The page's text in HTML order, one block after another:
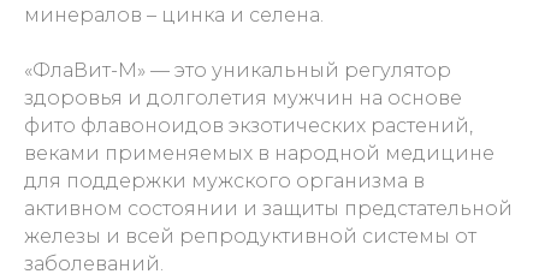
минералов – цинка и селена.
«ФлаВит-М» — это уникальный регулятор
здоровья и долголетия мужчин на основе
фито флавоноидов экзотических растений,
веками применяемых в народной медицине
для поддержки мужского организма в
активном состоянии и защиты предстательной
железы и всей репродуктивной системы от
заболеваний.